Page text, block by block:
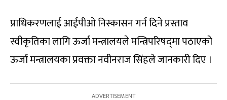
प्राधिकरणलाई आईपीओ निस्कासन गर्न दिने प्रस्ताव
स्वीकृतिका लागि ऊर्जा मन्त्रालयले मन्त्रिपरिषद्‍मा पठाएको
ऊर्जा मन्त्रालयका प्रवक्ता नवीनराज सिंहले जानकारी दिए ।